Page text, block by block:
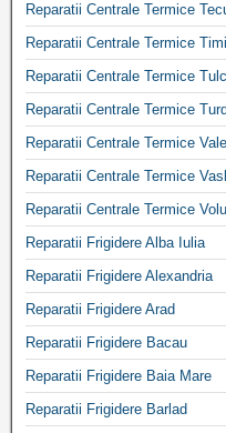
Reparatii Centrale Termice
Reparatii Centrale Termice
Reparatii Centrale Termice
Reparatii Centrale Termice
Reparatii Centrale Termice
Reparatii Centrale Termice
Reparatii Centrale Termice
Reparatii Frigidere Alba Iulia
Reparatii Frigidere Alexandria
Reparatii Frigidere Arad
Reparatii Frigidere Bacau
Reparatii Frigidere Baia Mare
Reparatii Frigidere Barlad